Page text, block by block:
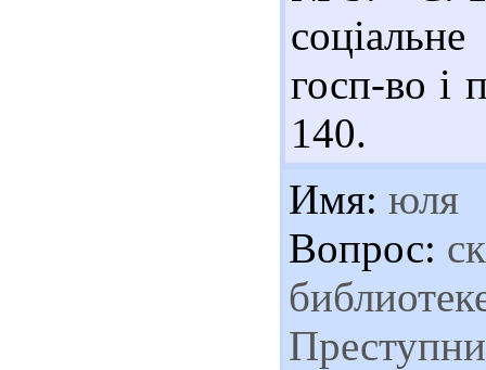
госп-во
140.
Имя: юля
Вопрос: